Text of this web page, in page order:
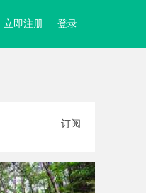
登录
立即注册
订阅